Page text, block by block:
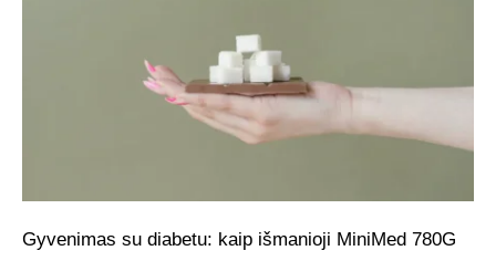
Gyvenimas su diabetu: kaip išmanioji MiniMed 780G